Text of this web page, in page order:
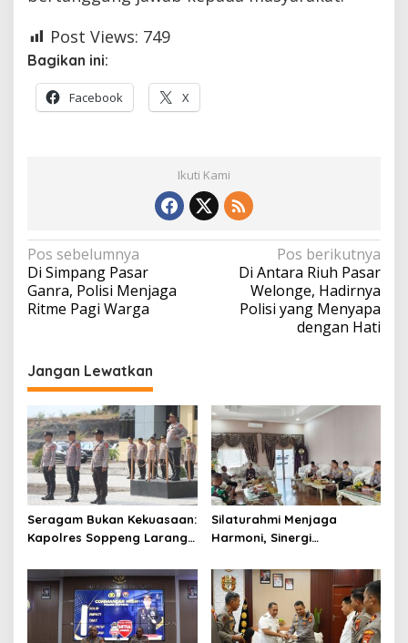
Post Views: 749
Bagikan ini:
Facebook X
Ikuti Kami
Navigasi
pos
Pos sebelumnya
Di Simpang Pasar
Ganra, Polisi Menjaga
Ritme Pagi Warga
Pos berikutnya
Di Antara Riuh Pasar
Welonge, Hadirnya
Polisi yang Menyapa
dengan Hati
Jangan Lewatkan
Seragam Bukan Kekuasaan:
Kapolres Soppeng Larang
Silaturahmi Menjaga
Harmoni, Sinergi
Soppeng